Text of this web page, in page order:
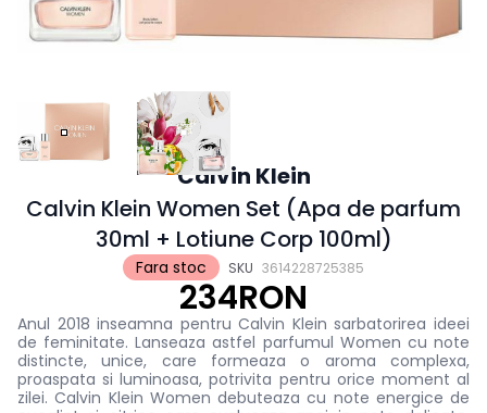
Fara stoc SKU 3614228725385
Calvin Klein
Calvin Klein Women Set (Apa de parfum
30ml + Lotiune Corp 100ml)
234RON
Anul 2018 inseamna pentru Calvin Klein sarbatorirea ideei
de feminitate. Lanseaza astfel parfumul Women cu note
distincte, unice, care formeaza o aroma complexa,
proaspata si luminoasa, potrivita pentru orice moment al
zilei. Calvin Klein Women debuteaza cu note energice de